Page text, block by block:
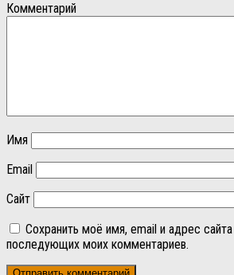
Комментарий
Имя
Email
Сайт
Сохранить моё имя, email и адрес
последующих моих комментариев.